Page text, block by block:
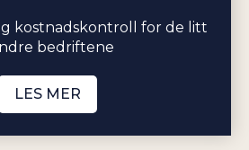
kostnadskontroll for de litt
bedriftene
LES MER